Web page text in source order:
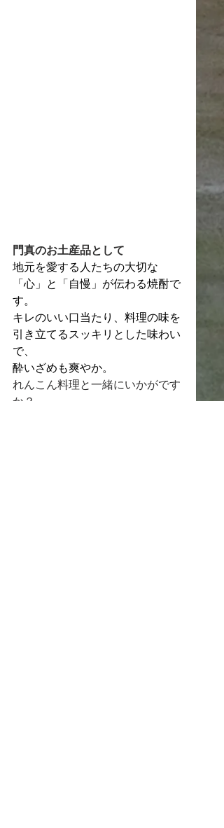
門真のお土産品として
地元を愛する人たちの大切な
「心」と「自慢」が伝わる焼酎で
す。
キレのいい口当たり、料理の味を
引き立てるスッキリとした味わい
で、
酔いざめも爽やか。
れんこん料理と一緒にいかがです
か？